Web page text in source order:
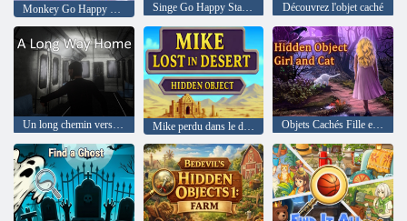
Monkey Go Happy Stage 343, Singe Go Happy Stage 347 Découvrez l'objet caché
Un long chemin vers la maison Mike perdu dans le désert Objet caché Objets Cachés Fille et Chat